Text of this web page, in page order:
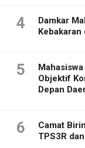
4
Damkar
5
Objektif
Depan
6
Camat
TPS3R